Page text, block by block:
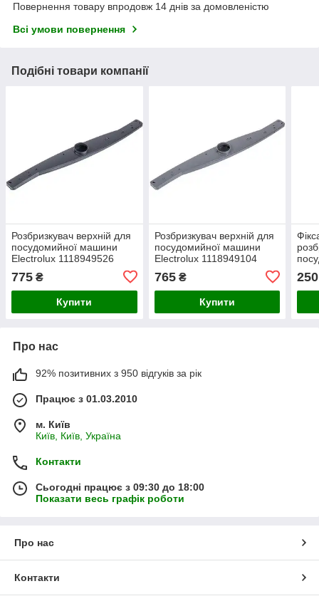
Повернення товару впродовж 14 днів за домовленістю
Всі умови повернення
Подібні товари компанії
Розбризкувач верхній для
посудомийної машини
Electrolux 1118949526
775 ₴
Купити
Розбризкувач верхній для
посудомийної машини
Electrolux 1118949104
765₴
Купити
250
Про нас
92% позитивних з 950 відгуків за рік
Працює з 01.03.2010
м. Київ
Київ, Київ, Україна
Контакти
Сьогодні працює з 09:30 до 18:00
Показати весь графік роботи
Про нас
Контакти